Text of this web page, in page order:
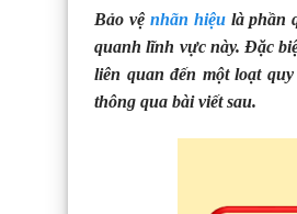
Bảo vệ nhãn hiệulà phần
quanh lĩnh vực này. Đặc
liên quan đến một loạt
thông qua bài viết sau.